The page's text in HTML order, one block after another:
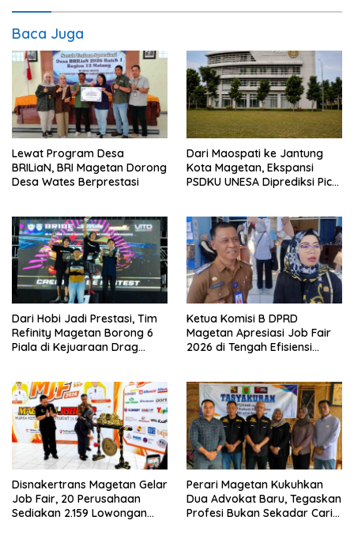
Baca Juga
Lewat Program Desa
BRILiaN, BRI Magetan Dorong
Desa Wates Berprestasi
Dari Maospati ke Jantung
Kota Magetan, Ekspansi
PSDKU UNESA Diprediksi Picu
Dari Hobi Jadi Prestasi, Tim
Refinity Magetan Borong 6
Piala di Kejuaraan Drag
Ketua Komisi B DPRD
Magetan Apresiasi Job Fair
2026 di Tengah Efisiensi
Disnakertrans Magetan Gelar
Job Fair, 20 Perusahaan
Sediakan 2.159 Lowongan
Perari Magetan Kukuhkan
Dua Advokat Baru, Tegaskan
Profesi Bukan Sekadar Cari